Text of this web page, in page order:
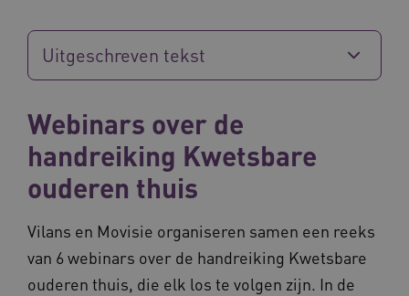
Uitgeschreven tekst
Webinars over de
handreiking Kwetsbare
ouderen thuis
Vilans en Movisie organiseren samen een reeks
van 6 webinars over de handreiking Kwetsbare
ouderen thuis, die elk los te volgen zijn. In de
ARRAffinitySameSite
.vilans.nl
www.vilans.nl